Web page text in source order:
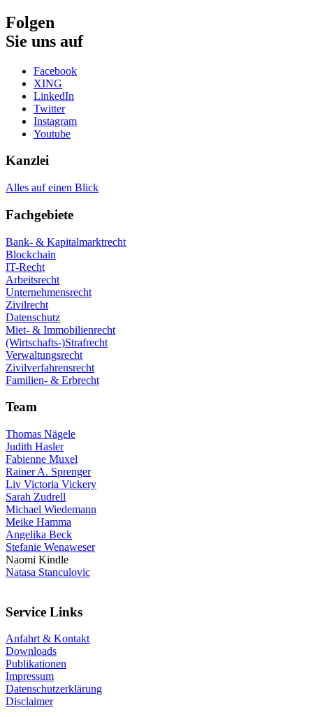
Folgen
Sie uns auf
Facebook
XING
LinkedIn
Twitter
Instagram
Youtube
Kanzlei
Alles auf einen Blick
Fachgebiete
Bank- & Kapitalmarktrecht
Blockchain
IT-Recht
Arbeitsrecht
Unternehmensrecht
Zivilrecht
Datenschutz
Miet- & Immobilienrecht
(Wirtschafts-)Strafrecht
Verwaltungsrecht
Zivilverfahrensrecht
Familien- & Erbrecht
Team
Thomas Nägele
Judith Hasler
Fabienne Muxel
Rainer A. Sprenger
Liv Victoria Vickery
Sarah Zudrell
Michael Wiedemann
Meike Hamma
Angelika Beck
Stefanie Wenaweser
Naomi Kindle
Natasa Stanculovic
Service Links
Anfahrt & Kontakt
Downloads
Publikationen
Impressum
Datenschutzerklärung
Disclaimer